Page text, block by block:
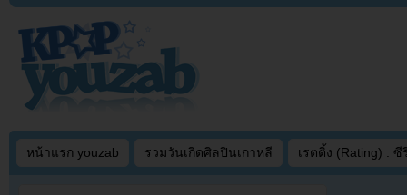
หน้าแรก youzab รวมวันเกิดศิลปินเกาหลี เรตติ้ง (Rating) : ซี